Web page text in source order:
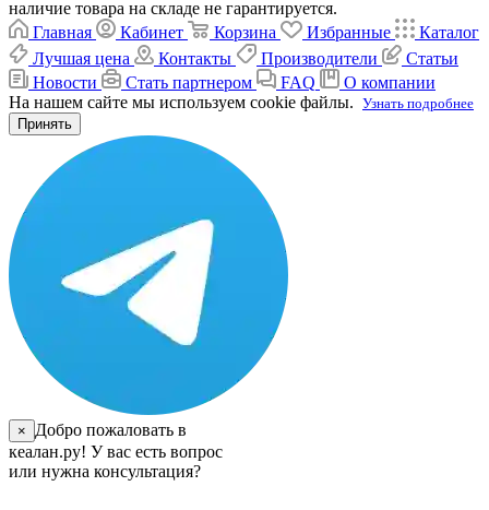
наличие товара на складе не гарантируется.
Главная
Кабинет Корзина Избранные
Каталог
Лучшая цена
Контакты Производители
Статьи
Новости
Стать партнером FAQ
О компании
На нашем сайте мы используем cookie файлы. Узнать подробнее
Принять
×
Добро пожаловать в
кеалан.ру! У вас есть вопрос
или нужна консультация?